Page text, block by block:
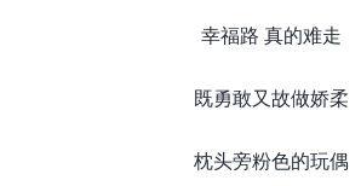
幸福路 真的难走
既勇敢又故做娇柔
枕头旁粉色的玩偶